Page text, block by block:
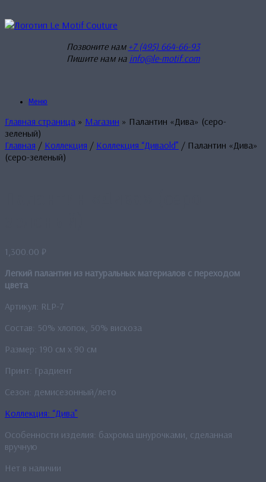
к
Позвоните нам +7 (495) 664-66-93
Пишите нам на info@le-motif.com
Меню
Главная страница » Магазин » Палантин «Дива» (серо-
зеленый)
Главная / Коллекция / Коллекция “Диваold” / Палантин «Дива»
(серо-зеленый)
1,300.00 ₽
Легкий палантин из натуральных материалов с переходом
цвета
Артикул: RLP-7
Состав: 50% хлопок, 50% вискоза
Размер: 190 см x 90 см
Принт: Градиент
Сезон: демисезонный/лето
Коллекция: “Дива”
Особенности изделия: бахрома шнурочками, сделанная
вручную
Нет в наличии